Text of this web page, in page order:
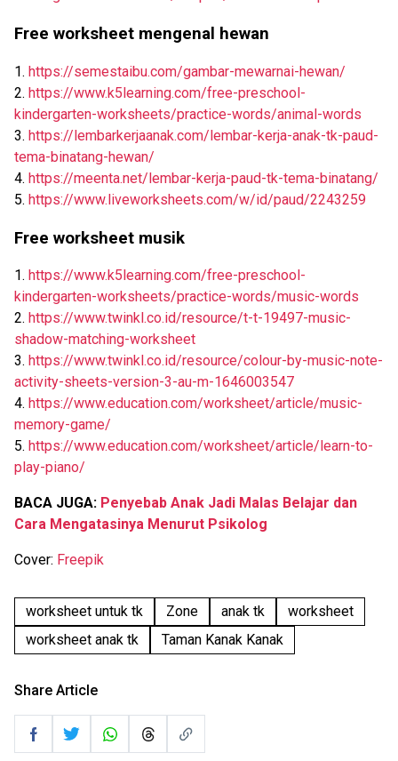
Free worksheet mengenal hewan
1. https://semestaibu.com/gambar-mewarnai-hewan/
2. https://www.k5learning.com/free-preschool-
kindergarten-worksheets/practice-words/animal-words
3. https://lembarkerjaanak.com/lembar-kerja-anak-tk-paud-
tema-binatang-hewan/
4. https://meenta.net/lembar-kerja-paud-tk-tema-binatang/
5. https://www.liveworksheets.com/w/id/paud/2243259
Free worksheet musik
1. https://www.k5learning.com/free-preschool-
kindergarten-worksheets/practice-words/music-words
2. https://www.twinkl.co.id/resource/t-t-19497-music-
shadow-matching-worksheet
3. https://www.twinkl.co.id/resource/colour-by-music-note-
activity-sheets-version-3-au-m-1646003547
4. https://www.education.com/worksheet/article/music-
memory-game/
5. https://www.education.com/worksheet/article/learn-to-
play-piano/
BACA JUGA: Penyebab Anak Jadi Malas Belajar dan
Cara Mengatasinya Menurut Psikolog
Cover: Freepik
worksheet untuk tk Zone anak tk
worksheet
worksheet anak tk
Taman Kanak Kanak
Share Article